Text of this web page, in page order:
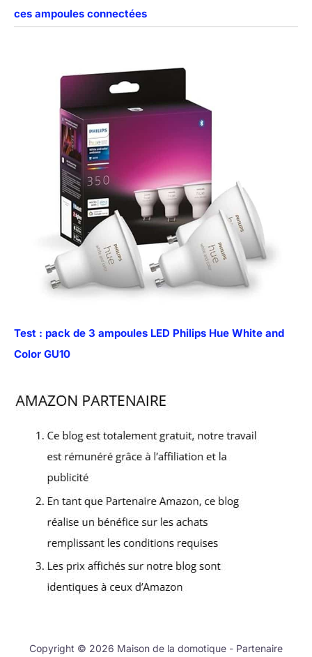
ces ampoules connectées
Test : pack de 3 ampoules LED Philips Hue White and
Color GU10
Copyright © 2026 Maison de la domotique - Partenaire